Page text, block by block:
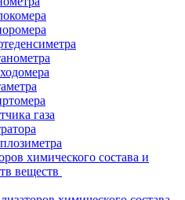
газа
химического состава и
веществ